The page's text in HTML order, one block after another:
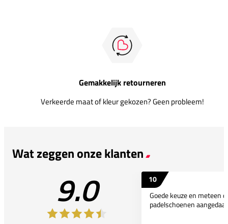
Gemakkelijk retourneren
Verkeerde maat of kleur gekozen? Geen probleem!
Wat zeggen onze klanten
9.0
10
Goede keuze en meteen
padelschoenen